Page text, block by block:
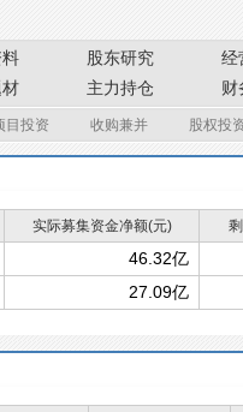
股东研究 经
主力持仓 财
目投资 收购兼并 股权投
实际募集资金净额(元)
46.32亿
27.09亿